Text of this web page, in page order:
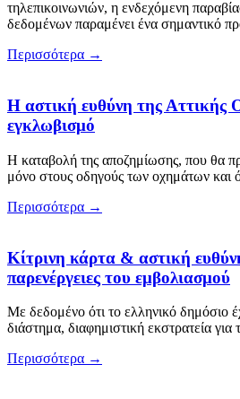
τηλεπικοινωνιών, η ενδεχόμενη
δεδομένων παραμένει ένα σημαντικό
Περισσότερα →
Η αστική ευθύνη της Αττικής
εγκλωβισμό
Η καταβολή της αποζημίωσης, που θα
μόνο στους οδηγούς των οχημάτων και
Περισσότερα →
Κίτρινη κάρτα & αστική
παρενέργειες του εμβολιασμού
Με δεδομένο ότι το ελληνικό δημόσιο
διάστημα, διαφημιστική εκστρατεία
Περισσότερα →